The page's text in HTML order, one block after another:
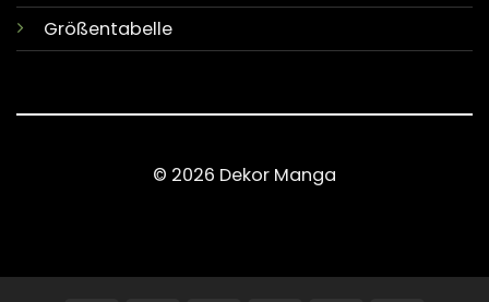
Größentabelle
© 2026 Dekor Manga